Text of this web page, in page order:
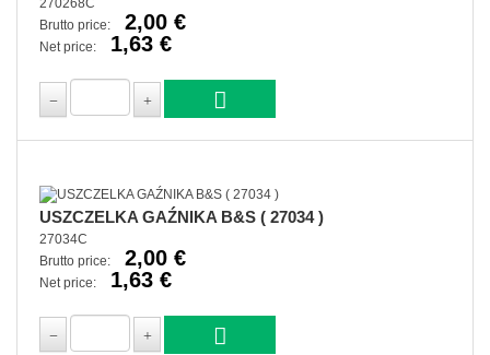
270268C
Brutto price:
2,00 €
Net price: 1,63 €
USZCZELKA GAŹNIKA B&S ( 27034 )
27034C
Brutto price:
2,00 €
Net price: 1,63 €